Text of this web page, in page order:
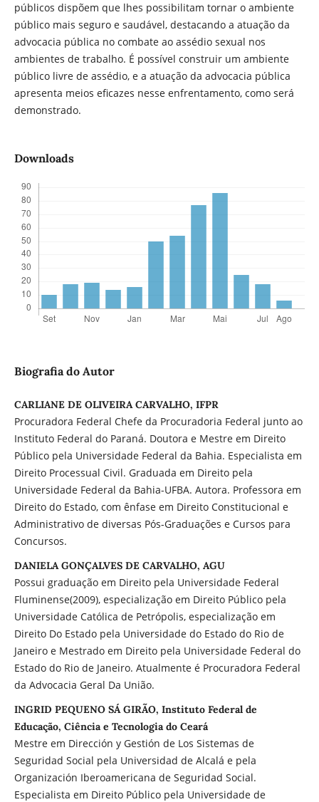
públicos dispõem que lhes possibilitam tornar o ambiente
público mais seguro e saudável, destacando a atuação da
advocacia pública no combate ao assédio sexual nos
ambientes de trabalho. É possível construir um ambiente
público livre de assédio, e a atuação da advocacia pública
apresenta meios eficazes nesse enfrentamento, como será
demonstrado.
Downloads
Biografia do Autor
CARLIANE DE OLIVEIRA CARVALHO, IFPR
Procuradora Federal Chefe da Procuradoria Federal junto ao
Instituto Federal do Paraná. Doutora e Mestre em Direito
Público pela Universidade Federal da Bahia. Especialista em
Direito Processual Civil. Graduada em Direito pela
Universidade Federal da Bahia-UFBA. Autora. Professora em
Direito do Estado, com ênfase em Direito Constitucional e
Administrativo de diversas Pós-Graduações e Cursos para
Concursos.
DANIELA GONÇALVES DE CARVALHO, AGU
Possui graduação em Direito pela Universidade Federal
Fluminense(2009), especialização em Direito Público pela
Universidade Católica de Petrópolis, especialização em
Direito Do Estado pela Universidade do Estado do Rio de
Janeiro e Mestrado em Direito pela Universidade Federal do
Estado do Rio de Janeiro. Atualmente é Procuradora Federal
da Advocacia Geral Da União.
INGRID PEQUENO SÁ GIRÃO, Instituto Federal de
Educação, Ciência e Tecnologia do Ceará
Mestre em Dirección y Gestión de Los Sistemas de
Seguridad Social pela Universidad de Alcalá e pela
Organización Iberoamericana de Seguridad Social.
Especialista em Direito Público pela Universidade de